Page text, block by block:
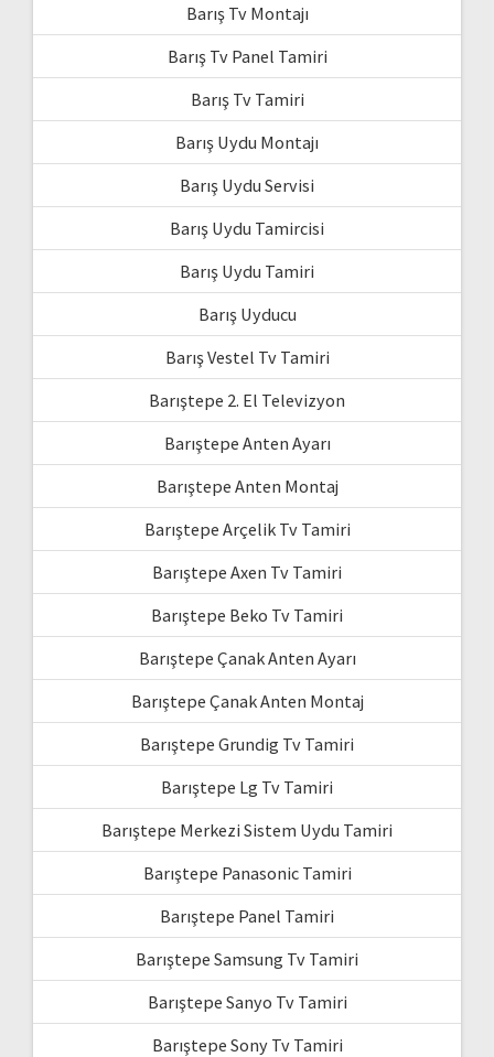
Barış Tv Montajı
Barış Tv Panel Tamiri
Barış Tv Tamiri
Barış Uydu Montajı
Barış Uydu Servisi
Barış Uydu Tamircisi
Barış Uydu Tamiri
Barış Uyducu
Barış Vestel Tv Tamiri
Barıştepe 2. El Televizyon
Barıştepe Anten Ayarı
Barıştepe Anten Montaj
Barıştepe Arçelik Tv Tamiri
Barıştepe Axen Tv Tamiri
Barıştepe Beko Tv Tamiri
Barıştepe Çanak Anten Ayarı
Barıştepe Çanak Anten Montaj
Barıştepe Grundig Tv Tamiri
Barıştepe Lg Tv Tamiri
Barıştepe Merkezi Sistem Uydu Tamiri
Barıştepe Panasonic Tamiri
Barıştepe Panel Tamiri
Barıştepe Samsung Tv Tamiri
Barıştepe Sanyo Tv Tamiri
Barıştepe Sony Tv Tamiri